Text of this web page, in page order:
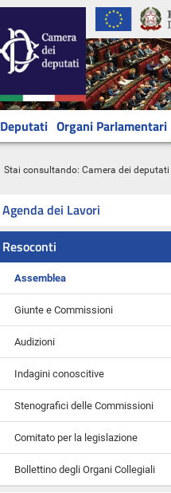
Deputati Organi Parlamentari
Stai consultando: Camera dei deputati
Agenda dei Lavori
Resoconti
Assemblea
Giunte e Commissioni
Audizioni
Indagini conoscitive
Stenografici delle Commissioni
Comitato per la legislazione
Bollettino degli Organi Collegiali